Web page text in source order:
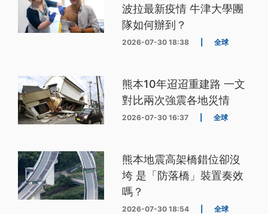
波拉最新疫情 牛津大學團
隊如何辦到？
2026-07-30 18:38 全球
熊本10年迢迢重建路 一文
對比兩次強震各地災情
2026-07-30 16:37 全球
熊本地震高架橋錯位卻沒
垮 是「防落橋」裝置奏效
嗎？
2026-07-30 18:54 全球